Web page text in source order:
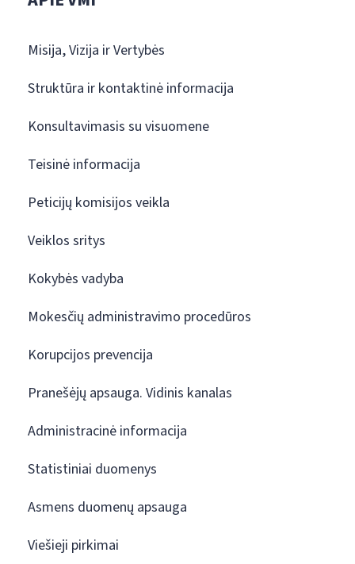
Misija, Vizija ir Vertybės
Struktūra ir kontaktinė informacija
Konsultavimasis su visuomene
Teisinė informacija
Peticijų komisijos veikla
Veiklos sritys
Kokybės vadyba
Mokesčių administravimo procedūros
Korupcijos prevencija
Pranešėjų apsauga. Vidinis kanalas
Administracinė informacija
Statistiniai duomenys
Asmens duomenų apsauga
Viešieji pirkimai